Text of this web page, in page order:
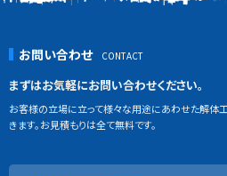
お問い合わせ
まずはお気軽にお問い合わせください。
お客様の立場に立って様々な用途にあわせた解体
きます。お見積もりは全て無料です。